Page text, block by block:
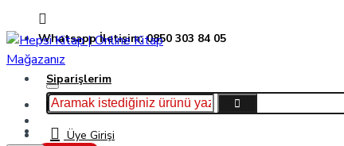
Whatsapp İletişim: 0850 303 84 05
Siparişlerim
Hakkımızda
İletişimÜye Girişi